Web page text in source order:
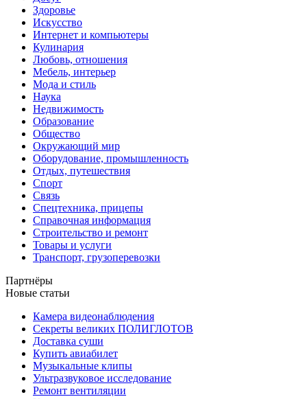
Здоровье
Искусство
Интернет и компьютеры
Кулинария
Любовь, отношения
Мебель, интерьер
Мода и стиль
Наука
Недвижимость
Образование
Общество
Окружающий мир
Оборудование, промышленность
Отдых, путешествия
Спорт
Связь
Спецтехника, прицепы
Справочная информация
Строительство и ремонт
Товары и услуги
Транспорт, грузоперевозки
Партнёры
Новые статьи
Камера видеонаблюдения
Секреты великих ПОЛИГЛОТОВ
Доставка суши
Купить авиабилет
Музыкальные клипы
Ультразвуковое исследование
Ремонт вентиляции